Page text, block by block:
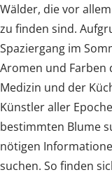
Wälder, die vor
zu finden sind.
Spaziergang im
Aromen und Farben
Medizin und der
Künstler aller
bestimmten Blume
nötigen
suchen. So finden